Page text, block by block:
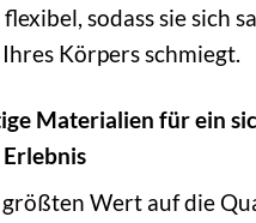
sodass sie sich
Körpers schmiegt.
Materialien für ein
Wert auf die